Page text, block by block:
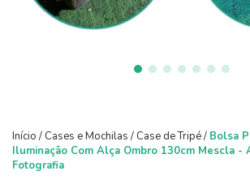
Início / Cases e Mochilas / Case de Tripé/ Bolsa
Iluminação Com Alça Ombro 130cm Mescla -
Fotografia